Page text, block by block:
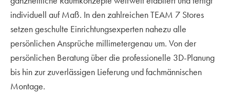
individuell auf Maß. In den zahlreichen TEAM 7 Stores
setzen geschulte Einrichtungsexperten nahezu alle
persönlichen Ansprüche millimetergenau um. Von der
persönlichen Beratung über die professionelle 3D-Planung
bis hin zur zuverlässigen Lieferung und fachmännischen
Montage.